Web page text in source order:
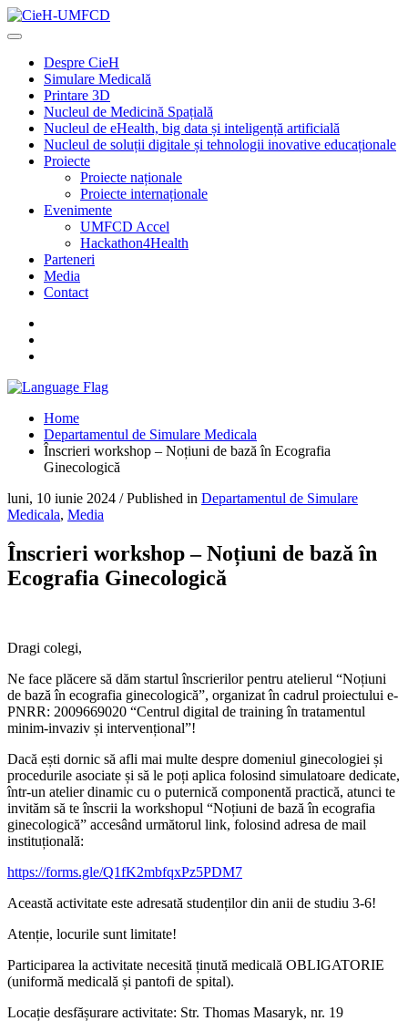
Despre CieH
Simulare Medicală
Printare 3D
Nucleul de Medicină Spațială
Nucleul de eHealth, big data și inteligență artificială
Nucleul de soluții digitale și tehnologii inovative educaționale
Proiecte
Proiecte naționale
Proiecte internaționale
Evenimente
UMFCD Accel
Hackathon4Health
Parteneri
Media
Contact
Home
Departamentul de Simulare Medicala
Înscrieri workshop – Noțiuni de bază în Ecografia
Ginecologică
luni, 10 iunie 2024 /Published in Departamentul de Simulare
Medicala, Media
Înscrieri workshop – Noțiuni de bază în
Ecografia Ginecologică
Dragi colegi,
Ne face plăcere să dăm startul înscrierilor pentru atelierul “Noțiuni
de bază în ecografia ginecologică”, organizat în cadrul proiectului e-
PNRR: 2009669020 “Centrul digital de training în tratamentul
minim-invaziv și intervențional”!
Dacă ești dornic să afli mai multe despre domeniul ginecologiei și
procedurile asociate și să le poți aplica folosind simulatoare dedicate,
într-un atelier dinamic cu o puternică componentă practică, atunci te
invităm să te înscrii la workshopul “Noțiuni de bază în ecografia
ginecologică” accesând următorul link, folosind adresa de mail
instituțională:
https://forms.gle/Q1fK2mbfqxPz5PDM7
Această activitate este adresată studenților din anii de studiu 3-6!
Atenție, locurile sunt limitate!
Participarea la activitate necesită ținută medicală OBLIGATORIE
(uniformă medicală și pantofi de spital).
Locație desfășurare activitate: Str. Thomas Masaryk, nr. 19